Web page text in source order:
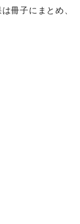
冊子にまとめ、